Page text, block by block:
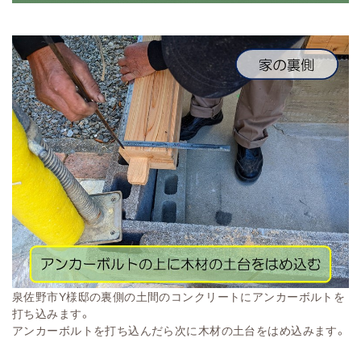
泉佐野市Y様邸の裏側の土間のコンクリートにアンカーボルトを
打ち込みます。
アンカーボルトを打ち込んだら次に木材の土台をはめ込みます。